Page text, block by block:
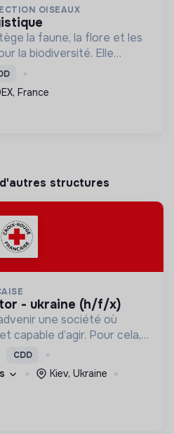
OISEAUX
la faune, la flore et les
la biodiversité. Elle
les habitats et
écologique.
France
structures
- ukraine (h/f/x)
une société où
capable d’agir. Pour cela,
et des lieux
et adaptés à tous.
CDD
Kiev, Ukraine